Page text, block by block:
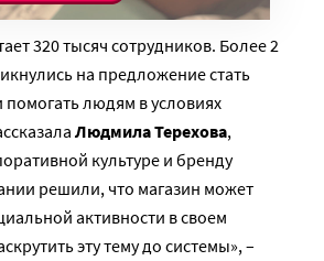
320 тысяч сотрудников. Более 2
на предложение стать
людям в условиях
Людмила Терехова,
культуре и бренду
решили, что магазин может
активности в своем
эту тему до системы», –